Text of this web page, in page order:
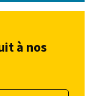
à nos